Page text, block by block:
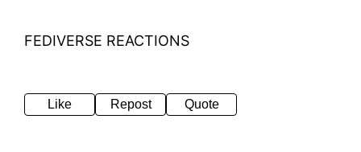
FEDIVERSE REACTIONS
Like Repost Quote